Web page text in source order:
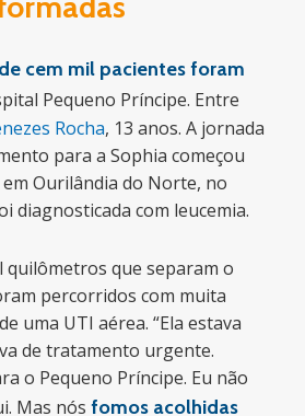
cem mil pacientesforam
Pequeno Príncipe. Entre
Rocha, 13 anos. A jornada
para a Sophia começou
Ourilândia do Norte, no
diagnosticada com leucemia.
quilômetros que separam o
percorridos com muita
uma UTI aérea. “Ela estava
de tratamento urgente.
o Pequeno Príncipe. Eu não
Mas nósfomos acolhidas